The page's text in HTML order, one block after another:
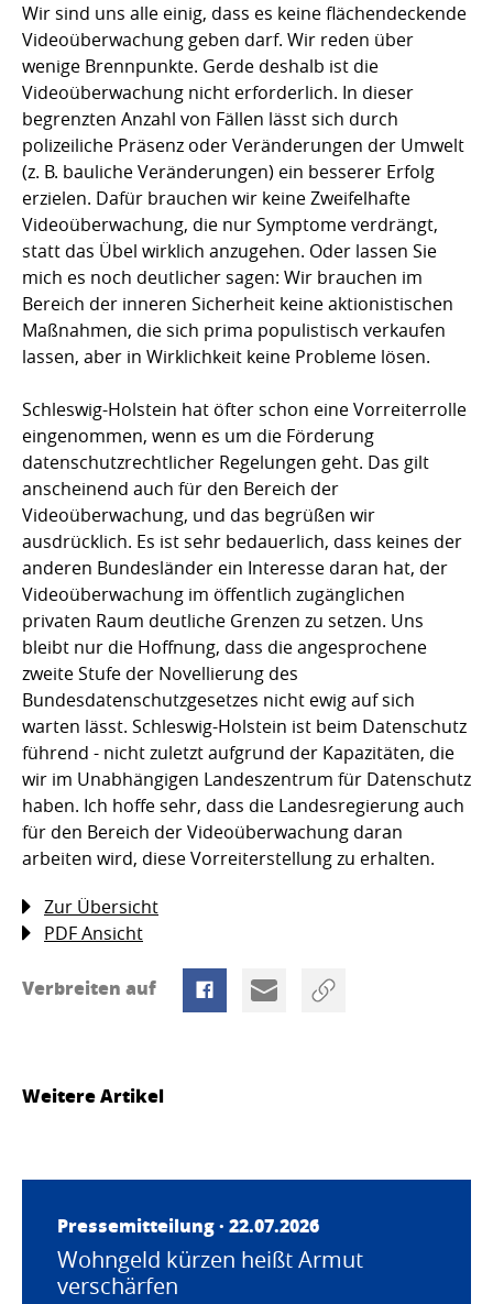
Wir sind uns alle einig, dass es keine flächendeckende
Videoüberwachung geben darf. Wir reden über
wenige Brennpunkte. Gerde deshalb ist die
Videoüberwachung nicht erforderlich. In dieser
begrenzten Anzahl von Fällen lässt sich durch
polizeiliche Präsenz oder Veränderungen der Umwelt
(z. B. bauliche Veränderungen) ein besserer Erfolg
erzielen. Dafür brauchen wir keine Zweifelhafte
Videoüberwachung, die nur Symptome verdrängt,
statt das Übel wirklich anzugehen. Oder lassen Sie
mich es noch deutlicher sagen: Wir brauchen im
Bereich der inneren Sicherheit keine aktionistischen
Maßnahmen, die sich prima populistisch verkaufen
lassen, aber in Wirklichkeit keine Probleme lösen.
Schleswig-Holstein hat öfter schon eine Vorreiterrolle
eingenommen, wenn es um die Förderung
datenschutzrechtlicher Regelungen geht. Das gilt
anscheinend auch für den Bereich der
Videoüberwachung, und das begrüßen wir
ausdrücklich. Es ist sehr bedauerlich, dass keines der
anderen Bundesländer ein Interesse daran hat, der
Videoüberwachung im öffentlich zugänglichen
privaten Raum deutliche Grenzen zu setzen. Uns
bleibt nur die Hoffnung, dass die angesprochene
zweite Stufe der Novellierung des
Bundesdatenschutzgesetzes nicht ewig auf sich
warten lässt. Schleswig-Holstein ist beim Datenschutz
führend - nicht zuletzt aufgrund der Kapazitäten, die
wir im Unabhängigen Landeszentrum für Datenschutz
haben. Ich hoffe sehr, dass die Landesregierung auch
für den Bereich der Videoüberwachung daran
arbeiten wird, diese Vorreiterstellung zu erhalten.
Zur Übersicht
PDF Ansicht
Verbreiten auf
Weitere Artikel
Pressemitteilung · 22.07.2026
Wohngeld kürzen heißt Armut
verschärfen